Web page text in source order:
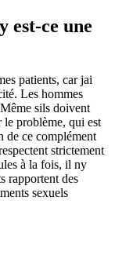
est-ce une
patients, car jai
Les hommes
sils doivent
le problème, qui est
de ce complément
strictement
à la fois, il ny
rapportent des
sexuels